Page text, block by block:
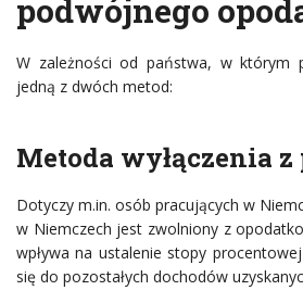
podwójnego
W zależności od państwa, w którym
jedną z dwóch metod:
Metoda wyłączenia z
Dotyczy m.in. osób pracujących w
w Niemczech jest zwolniony z
wpływa na ustalenie stopy
się do pozostałych dochodów